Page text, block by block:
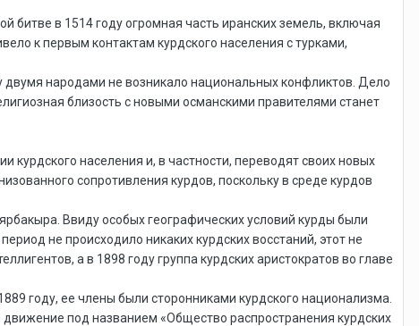
битве в 1514 году огромная часть иранских земель, включая
к первым контактам курдского населения с турками,
народами не возникало национальных конфликтов. Дело
близость с новыми османскими правителями станет
курдского населения и, в частности, переводят своих новых
сопротивления курдов, поскольку в среде курдов
Ввиду особых географических условий курды были
не происходило никаких курдских восстаний, этот не
а в 1898 году группа курдских аристократов во главе
году, ее члены были сторонниками курдского национализма.
под названием «Общество распространения курдских